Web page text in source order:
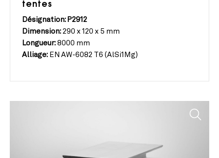
tentes
Désignation: P2912
Dimension: 290 x 120 x 5 mm
Longueur: 8000 mm
Alliage: EN AW-6082 T6 (AlSi1Mg)